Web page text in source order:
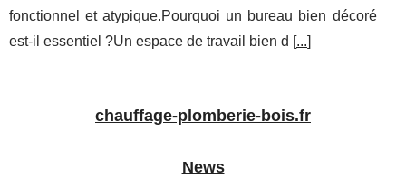
fonctionnel et atypique.Pourquoi un bureau bien décoré
est-il essentiel ?Un espace de travail bien d [...]
chauffage-plomberie-bois.fr
News